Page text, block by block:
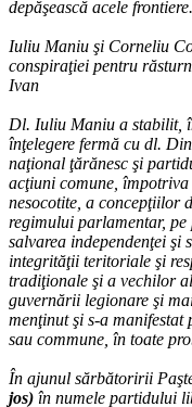
depăşească acele frontiere.
Iuliu Maniu şi Corneliu
conspiraţiei pentru
Ivan
Dl. Iuliu Maniu a stabilit,
înţelegere fermă cu dl.
naţional ţărănesc şi
acţiuni comune,
nesocotite, a concepţiilor
regimului parlamentar,
salvarea independenţei şi
integrităţii teritoriale şi
tradiţionale şi a vechilor
guvernării legionare şi
menţinut şi s-a
sau commune, în toate
În ajunul sărbătoririi
jos) în numele partidului